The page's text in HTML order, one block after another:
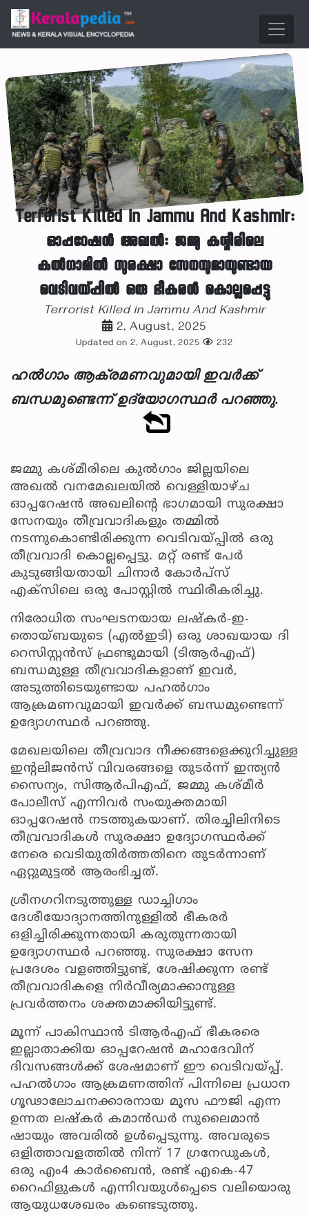
Terrorist Killed in Jammu And Kashmir:
ഓപ്പറേഷൻ അഖൽ: ജമ്മു കശ്മീരിലെ
കുൽഗാമിൽ സുരക്ഷാ സേനയുമായുണ്ടായ
വെടിവയ്പ്പിൽ ഒരു ഭീകരൻ കൊല്ലപ്പെട്ടു
Terrorist Killed in Jammu And Kashmir
2, August, 2025
Updated on 2, August, 2025 232
ഹൽഗാം ആക്രമണവുമായി ഇവർക്ക്
ബന്ധമുണ്ടെന്ന് ഉദ്യോഗസ്ഥർ പറഞ്ഞു.
ജമ്മു കശ്മീരിലെ കുൽഗാം ജില്ലയിലെ
അഖൽ വനമേഖലയിൽ വെള്ളിയാഴ്ച
ഓപ്പറേഷൻ അഖലിന്റെ ഭാഗമായി സുരക്ഷാ
സേനയും തീവ്രവാദികളും തമ്മിൽ
നടന്നുകൊണ്ടിരിക്കുന്ന വെടിവയ്പ്പിൽ ഒരു
തീവ്രവാദി കൊല്ലപ്പെട്ടു. മറ്റ് രണ്ട് പേർ
കുടുങ്ങിയതായി ചിനാർ കോർപ്സ്
എക്‌സിലെ ഒരു പോസ്റ്റിൽ സ്ഥിരീകരിച്ചു.
നിരോധിത സംഘടനയായ ലഷ്‌കർ-ഇ-
തൊയ്ബയുടെ (എൽഇടി) ഒരു ശാഖയായ ദി
റെസിസ്റ്റൻസ് ഫ്രണ്ടുമായി (ടിആർഎഫ്)
ബന്ധമുള്ള തീവ്രവാദികളാണ് ഇവർ,
അടുത്തിടെയുണ്ടായ പഹൽഗാം
ആക്രമണവുമായി ഇവർക്ക് ബന്ധമുണ്ടെന്ന്
ഉദ്യോഗസ്ഥർ പറഞ്ഞു.
മേഖലയിലെ തീവ്രവാദ നീക്കങ്ങളെക്കുറിച്ചുള്ള
ഇന്റലിജൻസ് വിവരങ്ങളെ തുടർന്ന് ഇന്ത്യൻ
സൈന്യം, സിആർപിഎഫ്, ജമ്മു കശ്മീർ
പോലീസ് എന്നിവർ സംയുക്തമായി
ഓപ്പറേഷൻ നടത്തുകയാണ്. തിരച്ചിലിനിടെ
തീവ്രവാദികൾ സുരക്ഷാ ഉദ്യോഗസ്ഥർക്ക്
നേരെ വെടിയുതിർത്തതിനെ തുടർന്നാണ്
ഏറ്റുമുട്ടൽ ആരംഭിച്ചത്.
ശ്രീനഗറിനടുത്തുള്ള ഡാച്ചിഗാം
ദേശീയോദ്യാനത്തിനുള്ളിൽ ഭീകരർ
ഒളിച്ചിരിക്കുന്നതായി കരുതുന്നതായി
ഉദ്യോഗസ്ഥർ പറഞ്ഞു. സുരക്ഷാ സേന
പ്രദേശം വളഞ്ഞിട്ടുണ്ട്, ശേഷിക്കുന്ന രണ്ട്
തീവ്രവാദികളെ നിർവീര്യമാക്കാനുള്ള
പ്രവർത്തനം ശക്തമാക്കിയിട്ടുണ്ട്.
മൂന്ന് പാകിസ്ഥാൻ ടിആർഎഫ് ഭീകരരെ
ഇല്ലാതാക്കിയ ഓപ്പറേഷൻ മഹാദേവിന്
ദിവസങ്ങൾക്ക് ശേഷമാണ് ഈ വെടിവയ്പ്പ്.
പഹൽഗാം ആക്രമണത്തിന് പിന്നിലെ പ്രധാന
ഗൂഢാലോചനക്കാരനായ മൂസ ഫൗജി എന്ന
ഉന്നത ലഷ്കർ കമാൻഡർ സുലൈമാൻ
ഷായും അവരിൽ ഉൾപ്പെടുന്നു. അവരുടെ
ഒളിത്താവളത്തിൽ നിന്ന് 17 ഗ്രനേഡുകൾ,
ഒരു എം4 കാർബൈൻ, രണ്ട് എകെ-47
റൈഫിളുകൾ എന്നിവയുൾപ്പെടെ വലിയൊരു
ആയുധശേഖരം കണ്ടെടുത്തു.